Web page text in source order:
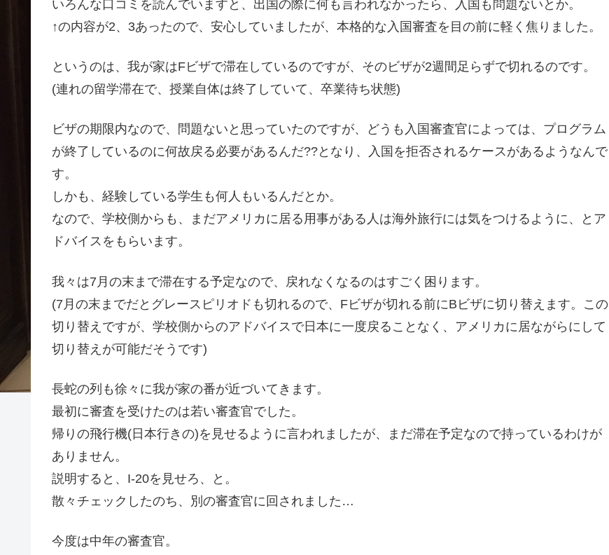
いろんな口コミを読んでいますと、出国の際に何も言われなかったら、入国も問題ないとか。
↑の内容が2、3あったので、安心していましたが、本格的な入国審査を目の前に軽く焦りました。
というのは、我が家はFビザで滞在しているのですが、そのビザが2週間足らずで切れるのです。
(連れの留学滞在で、授業自体は終了していて、卒業待ち状態)
ビザの期限内なので、問題ないと思っていたのですが、どうも入国審査官によっては、プログラム
が終了しているのに何故戻る必要があるんだ??となり、入国を拒否されるケースがあるようなんで
す。
しかも、経験している学生も何人もいるんだとか。
なので、学校側からも、まだアメリカに居る用事がある人は海外旅行には気をつけるように、とア
ドバイスをもらいます。
我々は7月の末まで滞在する予定なので、戻れなくなるのはすごく困ります。
(7月の末までだとグレースピリオドも切れるので、Fビザが切れる前にBビザに切り替えます。この
切り替えですが、学校側からのアドバイスで日本に一度戻ることなく、アメリカに居ながらにして
切り替えが可能だそうです)
長蛇の列も徐々に我が家の番が近づいてきます。
最初に審査を受けたのは若い審査官でした。
帰りの飛行機(日本行きの)を見せるように言われましたが、まだ滞在予定なので持っているわけが
ありません。
説明すると、I-20を見せろ、と。
散々チェックしたのち、別の審査官に回されました…
今度は中年の審査官。